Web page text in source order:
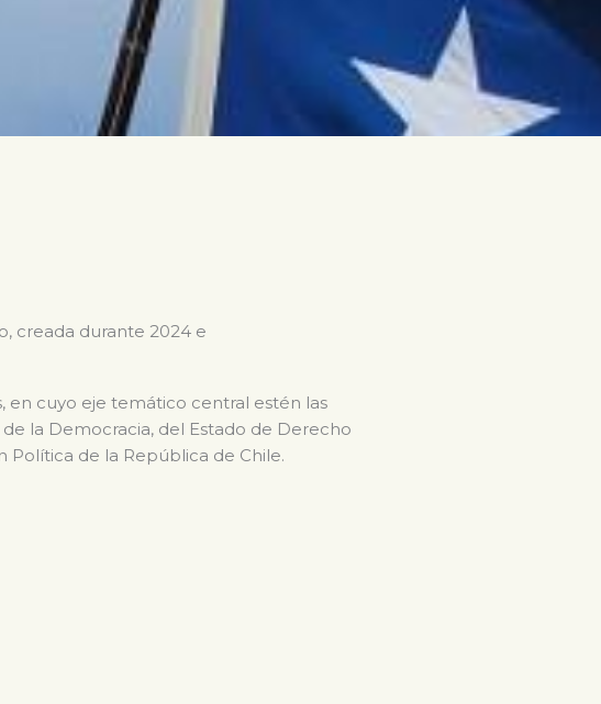
creada durante 2024 e
en cuyo eje temático central estén las
la Democracia, del Estado de Derecho
de la República de Chile.